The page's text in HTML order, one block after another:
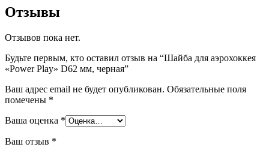
quantity
Отзывы
Отзывов пока нет.
Будьте первым, кто оставил отзыв на “Шайба для аэрохоккея
«Power Play» D62 мм, черная”
Ваш адрес email не будет опубликован. Обязательные поля
помечены *
Ваша оценка *
Ваш отзыв *